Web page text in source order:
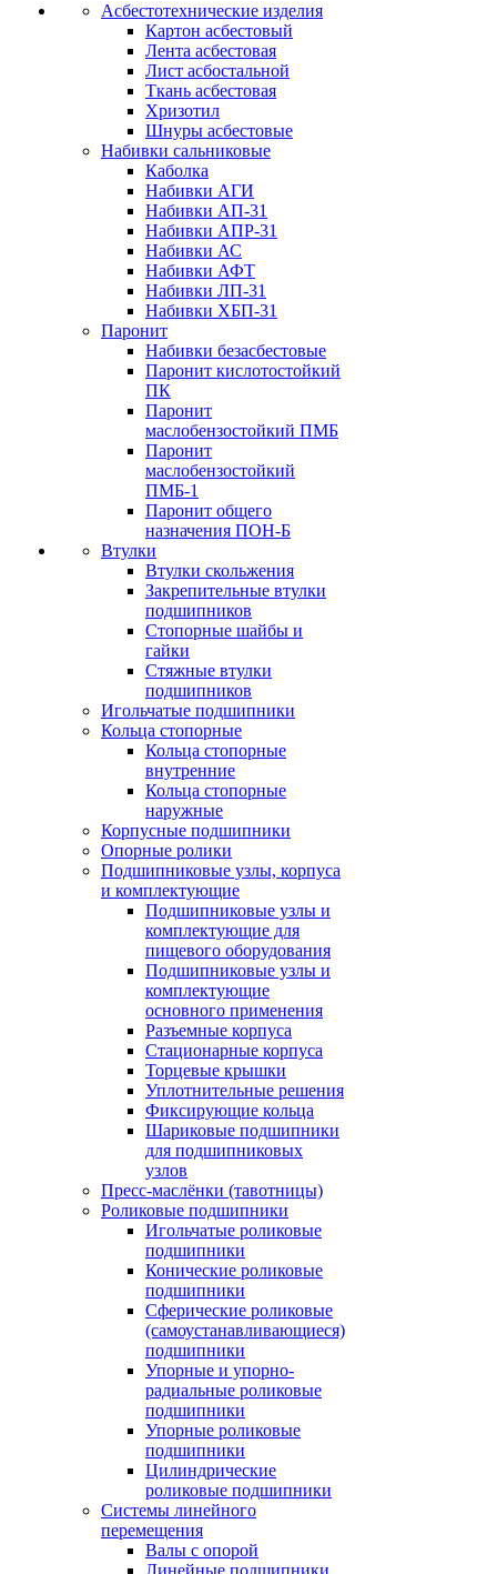
Асбестотехнические изделия
Картон асбестовый
Лента асбестовая
Лист асбостальной
Ткань асбестовая
Хризотил
Шнуры асбестовые
Набивки сальниковые
Каболка
Набивки АГИ
Набивки АП-31
Набивки АПР-31
Набивки АС
Набивки АФТ
Набивки ЛП-31
Набивки ХБП-31
Паронит
Набивки безасбестовые
Паронит кислотостойкий
ПК
Паронит
маслобензостойкий ПМБ
Паронит
маслобензостойкий
ПМБ-1
Паронит общего
назначения ПОН-Б
Втулки
Втулки скольжения
Закрепительные втулки
подшипников
Стопорные шайбы и
гайки
Стяжные втулки
подшипников
Игольчатые подшипники
Кольца стопорные
Кольца стопорные
внутренние
Кольца стопорные
наружные
Корпусные подшипники
Опорные ролики
Подшипниковые узлы, корпуса
и комплектующие
Подшипниковые узлы и
комплектующие для
пищевого оборудования
Подшипниковые узлы и
комплектующие
основного применения
Разъемные корпуса
Стационарные корпуса
Торцевые крышки
Уплотнительные решения
Фиксирующие кольца
Шариковые подшипники
для подшипниковых
узлов
Пресс-маслёнки (тавотницы)
Роликовые подшипники
Игольчатые роликовые
подшипники
Конические роликовые
подшипники
Сферические роликовые
(самоустанавливающиеся)
подшипники
Упорные и упорно-
радиальные роликовые
подшипники
Упорные роликовые
подшипники
Цилиндрические
роликовые подшипники
Системы линейного
перемещения
Валы с опорой
Линейные подшипники